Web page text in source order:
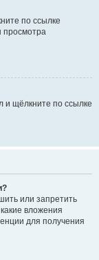
по ссылке
просмотра
и щёлкните по ссылке
или запретить
вложения
для получения